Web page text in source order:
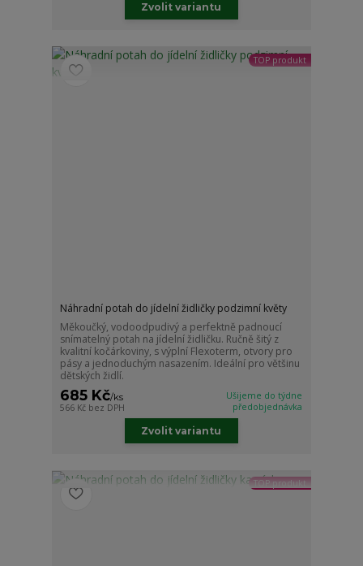
Zvolit variantu
TOP produkt
Náhradní potah do jídelní židličky podzimní květy
Měkoučký, vodoodpudivý a perfektně padnoucí
snímatelný potah na jídelní židličku. Ručně šitý z
kvalitní kočárkoviny, s výplní Flexoterm, otvory pro
pásy a jednoduchým nasazením. Ideální pro většinu
dětských židlí.
685 Kč/ks
566 Kč bez DPH
Ušijeme do týdne
předobjednávka
Zvolit variantu
TOP produkt